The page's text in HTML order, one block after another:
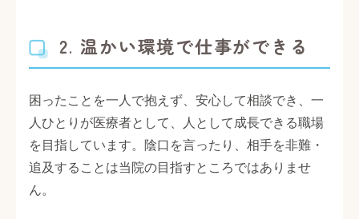
2. 温かい環境で仕事ができる
困ったことを一人で抱えず、安心して相談でき、一
人ひとりが医療者として、人として成長できる職場
を目指しています。陰口を言ったり、相手を非難・
追及することは当院の目指すところではありませ
ん。